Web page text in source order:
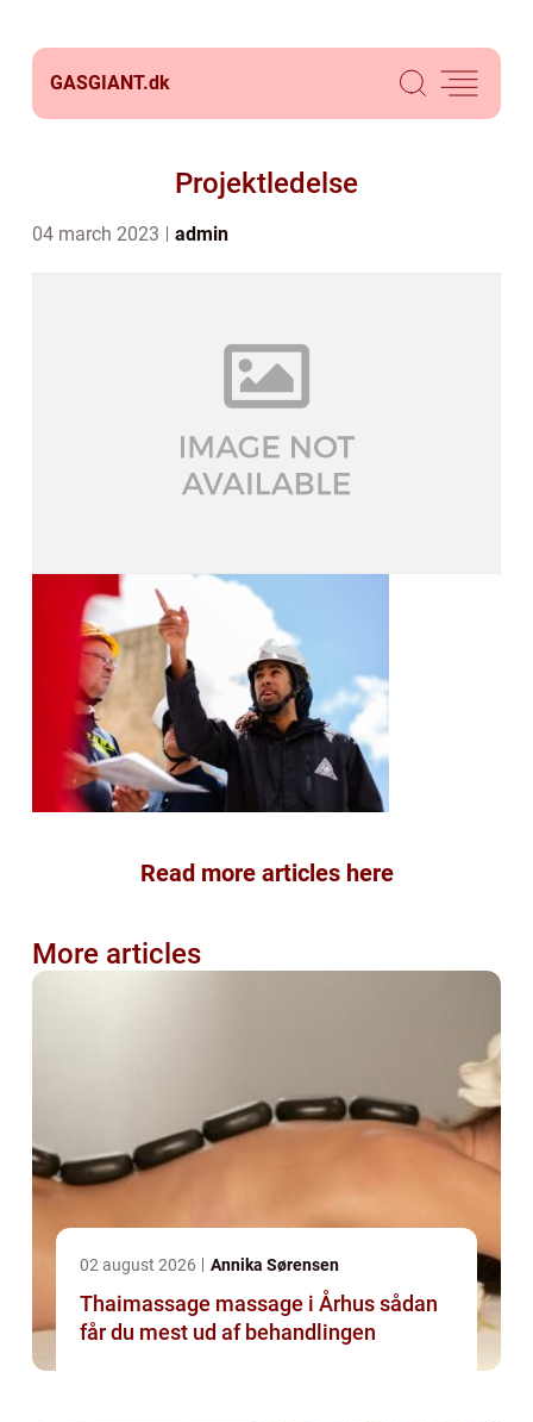
GASGIANT.dk
Projektledelse
04 march 2023 admin
Read more articles here
More articles
02 august 2026 Annika Sørensen
Thaimassage massage i Århus sådan
får du mest ud af behandlingen